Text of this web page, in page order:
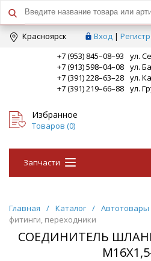
Краcноярск Вход |
+7 (953) 845–08–93
ул.
+7 (913) 598–04–08 ул.
+7 (391) 228–63–28 ул.
+7 (391) 219–66–88 ул.
Избранное
Товаров (0)
Запчасти
Главная / Каталог / Автотовары
фитинги, переходники
СОЕДИНИТЕЛЬ